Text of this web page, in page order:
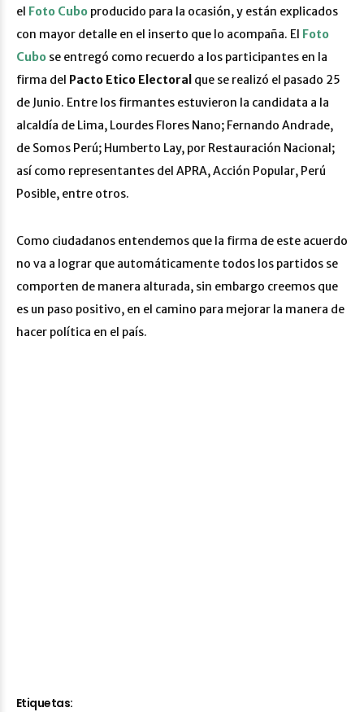
el Foto Cubo producido para la ocasión, y están explicados
con mayor detalle en el inserto que lo acompaña. El Foto
Cubo se entregó como recuerdo a los participantes en la
firma del Pacto Etico Electoral que se realizó el pasado 25
de Junio. Entre los firmantes estuvieron la candidata a la
alcaldía de Lima, Lourdes Flores Nano; Fernando Andrade,
de Somos Perú; Humberto Lay, por Restauración Nacional;
así como representantes del APRA, Acción Popular, Perú
Posible, entre otros.
Como ciudadanos entendemos que la firma de este acuerdo
no va a lograr que automáticamente todos los partidos se
comporten de manera alturada, sin embargo creemos que
es un paso positivo, en el camino para mejorar la manera de
hacer política en el país.
Etiquetas: